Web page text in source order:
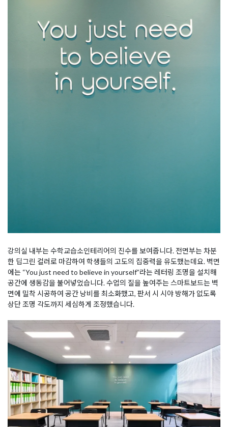
강의실 내부는 수학교습소인테리어의 진수를 보여줍니다. 전면부는 차분
한 딥그린 컬러로 마감하여 학생들의 고도의 집중력을 유도했는데요. 벽면
에는 “You just need to believe in yourself”라는 레터링 조명을 설치해
공간에 생동감을 불어넣었습니다. 수업의 질을 높여주는 스마트보드는 벽
면에 밀착 시공하여 공간 낭비를 최소화했고, 판서 시 시야 방해가 없도록
상단 조명 각도까지 세심하게 조정했습니다.